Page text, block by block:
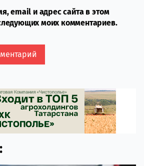
email и адрес сайта в этом
моих комментариев.